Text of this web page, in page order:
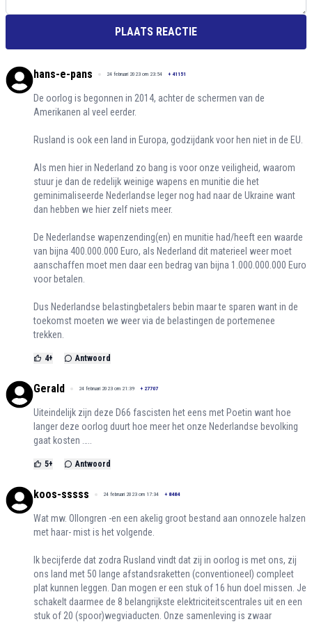
PLAATS REACTIE
hans-e-pans 24 februari 2023 om 23:54 + 41151
De oorlog is begonnen in 2014, achter de schermen van de
Amerikanen al veel eerder.
Rusland is ook een land in Europa, godzijdank voor hen niet in de EU.
Als men hier in Nederland zo bang is voor onze veiligheid, waarom
stuur je dan de redelijk weinige wapens en munitie die het
geminimaliseerde Nederlandse leger nog had naar de Ukraine want
dan hebben we hier zelf niets meer.
De Nederlandse wapenzending(en) en munitie had/heeft een waarde
van bijna 400.000.000 Euro, als Nederland dit materieel weer moet
aanschaffen moet men daar een bedrag van bijna 1.000.000.000 Euro
voor betalen.
Dus Nederlandse belastingbetalers bebin maar te sparen want in de
toekomst moeten we weer via de belastingen de portemenee
trekken.
4+ Antwoord
Gerald 24 februari 2023 om 21:39 + 27707
Uiteindelijk zijn deze D66 fascisten het eens met Poetin want hoe
langer deze oorlog duurt hoe meer het onze Nederlandse bevolking
gaat kosten …..
5+ Antwoord
koos-sssss 24 februari 2023 om 17:34 + 8484
Wat mw. Ollongren -en een akelig groot bestand aan onnozele halzen
met haar- mist is het volgende.
Ik becijferde dat zodra Rusland vindt dat zij in oorlog is met ons, zij
ons land met 50 lange afstandsraketten (conventioneel) compleet
plat kunnen leggen. Dan mogen er een stuk of 16 hun doel missen. Je
schakelt daarmee de 8 belangrijkste elektriciteitscentrales uit en een
stuk of 20 (spoor)wegviaducten. Onze samenleving is zwaar